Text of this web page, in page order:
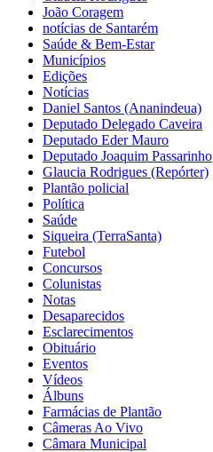
João Coragem
notícias de Santarém
Saúde & Bem-Estar
Municípios
Edições
Notícias
Daniel Santos (Ananindeua)
Deputado Delegado Caveira
Deputado Eder Mauro
Deputado Joaquim Passarinho
Glaucia Rodrigues (Repórter)
Plantão policial
Política
Saúde
Siqueira (TerraSanta)
Futebol
Concursos
Colunistas
Notas
Desaparecidos
Esclarecimentos
Obituário
Eventos
Vídeos
Álbuns
Farmácias de Plantão
Câmeras Ao Vivo
Câmara Municipal